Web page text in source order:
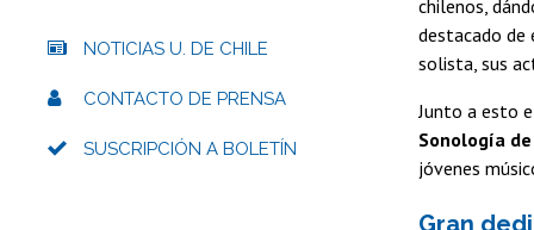
chilenos,
destacado de
solista, sus
Junto a esto
Sonología
jóvenes
Gran
NOTICIAS U. DE CHILE
CONTACTO DE PRENSA
SUSCRIPCIÓN A BOLETÍN